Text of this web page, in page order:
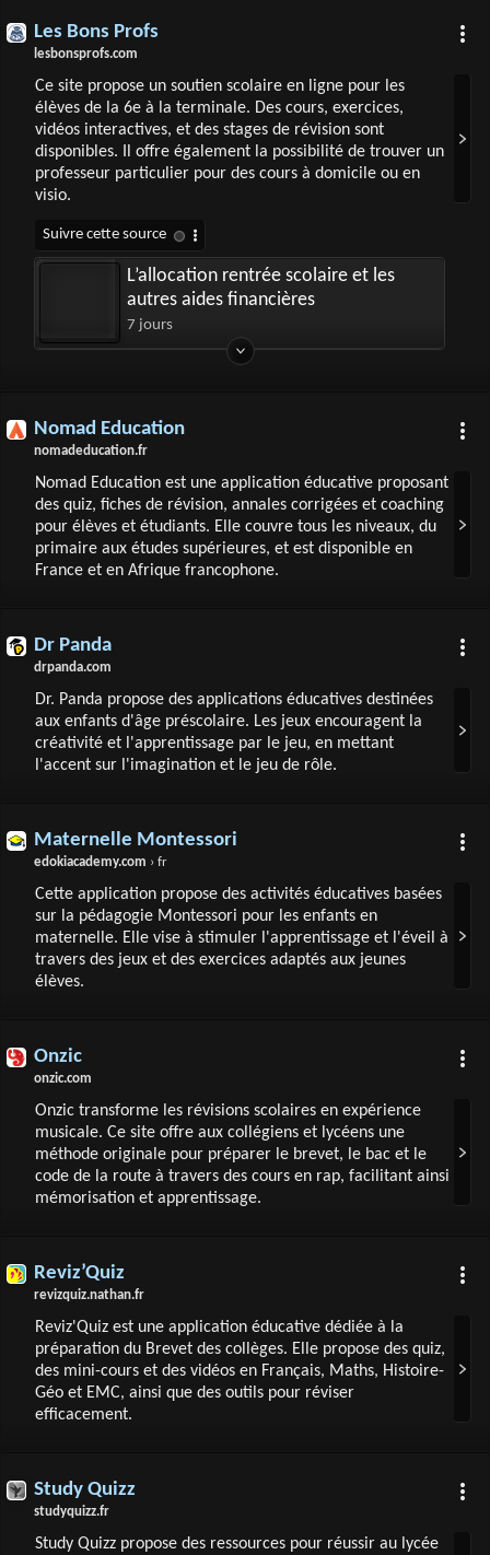
Les Bons Profs
lesbonsprofs.com
Ce site propose un soutien scolaire en ligne pour les
élèves de la 6e à la terminale. Des cours, exercices,
vidéos interactives, et des stages de révision sont
disponibles. Il offre également la possibilité de trouver un
professeur particulier pour des cours à domicile ou en
visio.
L’allocation rentrée scolaire et les
autres aides financières
7 jours
Nomad Education
nomadeducation.fr
Nomad Education est une application éducative proposant
des quiz, fiches de révision, annales corrigées et coaching
pour élèves et étudiants. Elle couvre tous les niveaux, du
primaire aux études supérieures, et est disponible en
France et en Afrique francophone.
Dr Panda
drpanda.com
Dr. Panda propose des applications éducatives destinées
aux enfants d'âge préscolaire. Les jeux encouragent la
créativité et l'apprentissage par le jeu, en mettant
l'accent sur l'imagination et le jeu de rôle.
Maternelle Montessori
edokiacademy.com › fr
Cette application propose des activités éducatives basées
sur la pédagogie Montessori pour les enfants en
maternelle. Elle vise à stimuler l'apprentissage et l'éveil à
travers des jeux et des exercices adaptés aux jeunes
élèves.
Onzic
onzic.com
Onzic transforme les révisions scolaires en expérience
musicale. Ce site offre aux collégiens et lycéens une
méthode originale pour préparer le brevet, le bac et le
code de la route à travers des cours en rap, facilitant ainsi
mémorisation et apprentissage.
Reviz’Quiz
revizquiz.nathan.fr
Reviz'Quiz est une application éducative dédiée à la
préparation du Brevet des collèges. Elle propose des quiz,
des mini-cours et des vidéos en Français, Maths, Histoire-
Géo et EMC, ainsi que des outils pour réviser
efficacement.
Study Quizz
studyquizz.fr
Study Quizz propose des ressources pour réussir au lycée